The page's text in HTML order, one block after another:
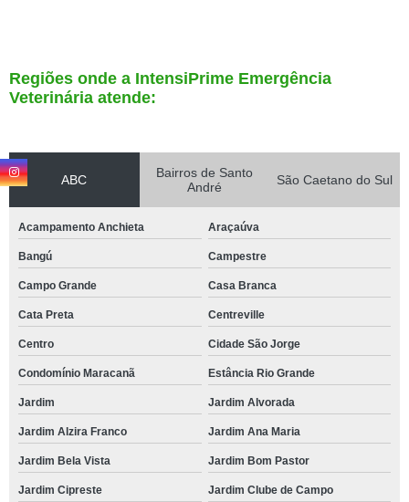
Regiões onde a IntensiPrime Emergência
Veterinária atende:
ABC
Bairros de Santo
André
São Caetano do Sul
Acampamento Anchieta Araçaúva
Bangú Campestre
Campo Grande Casa Branca
Cata Preta Centreville
Centro Cidade São Jorge
Condomínio Maracanã Estância Rio Grande
Jardim Jardim Alvorada
Jardim Alzira Franco Jardim Ana Maria
Jardim Bela Vista Jardim Bom Pastor
Jardim Cipreste Jardim Clube de Campo